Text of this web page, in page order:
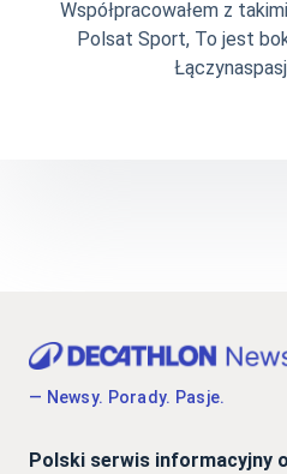
Współpracowałem z
Polsat Sport, To jest
— Newsy. Porady. Pasje.
Polski serwis informacyjny